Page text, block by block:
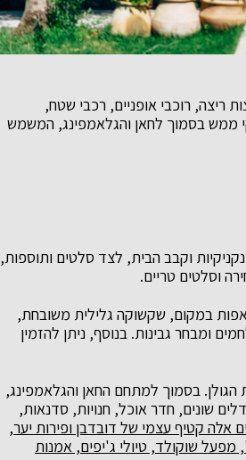
ריצה, רוכבי אופניים, רכבי שטח,
ממש בסמוך לחאן והגלאמפינג, המשמש
וקבב הבית, לצד סלטים ותוספות,
וסלטים טריים.
במקום, שקשוקה גלילית משובחת,
ומבחר גבינות. בנוסף, ניתן להזמין
הגולן. בסמוך למתחם החאן והגלאמפינג,
49 חדרי אירוח ובקתות בגדלים שונים, חדר אוכל, חנויות, סדנאות,
אלה קטיף עצמי של דובדבן ופירות יער,
שוקולד, טיולי ג'יפים, אמנות